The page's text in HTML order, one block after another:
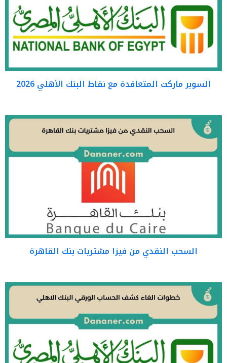
السوبر ماركت المتعاقدة مع نقاط البنك الأهلي 2026
السحب النقدي من فيزا مشتريات بنك القاهرة